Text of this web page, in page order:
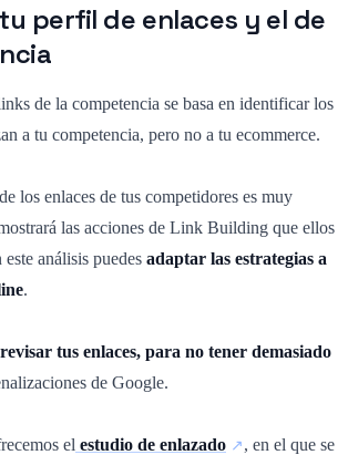
perfil de enlaces y el de
de la competencia se basa en identificar los
a tu competencia, pero no a tu ecommerce.
los enlaces de tus competidores es muy
las acciones de Link Building que ellos
análisis puedes adaptar las estrategias a
.
revisar tus enlaces, para no tener demasiado
de Google.
el estudio de enlazado
, en el que se